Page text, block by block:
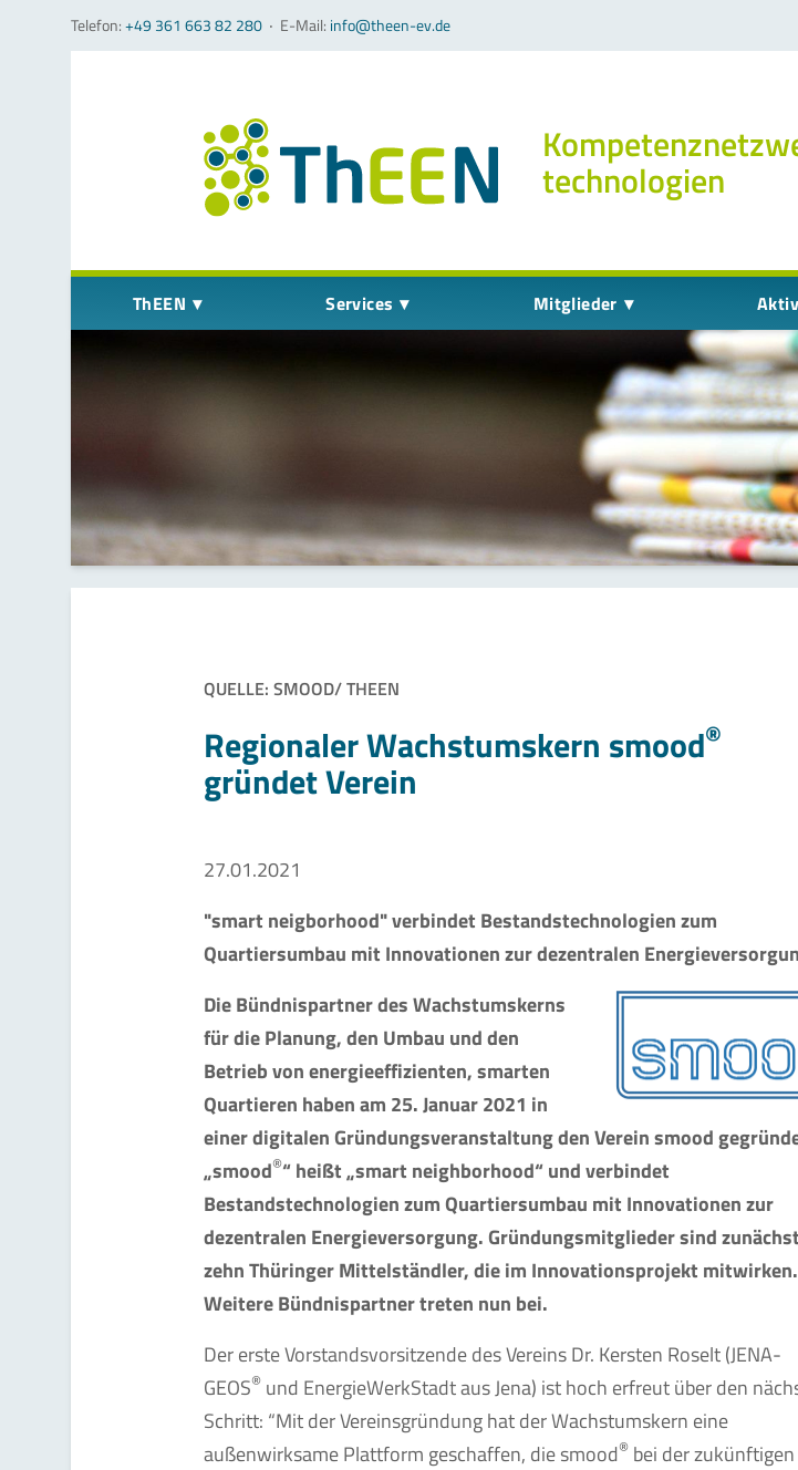
Telefon:+49 361 663 82 280 ‧ E-Mail: info@theen-ev.de
technologien
Navigation überspringen
ThEEN Services Mitglieder
QUELLE: SMOOD/ THEEN
Regionaler Wachstumskern smood®
gründet Verein
27.01.2021
"smart neigborhood" verbindet Bestandstechnologien zum
Quartiersumbau mit Innovationen zur dezentralen
Die Bündnispartner des Wachstumskerns
für die Planung, den Umbau und den
Betrieb von energieeffizienten, smarten
Quartieren haben am 25. Januar 2021 in
einer digitalen Gründungsveranstaltung den Verein smood
„smood®“ heißt „smart neighborhood“ und verbindet
Bestandstechnologien zum Quartiersumbau mit Innovationen zur
dezentralen Energieversorgung. Gründungsmitglieder sind zunächst
zehn Thüringer Mittelständler, die im Innovationsprojekt mitwirken.
Weitere Bündnispartner treten nun bei.
Der erste Vorstandsvorsitzende des Vereins Dr. Kersten Roselt (JENA-
GEOS® und EnergieWerkStadt aus Jena) ist hoch erfreut über den
Schritt: “Mit der Vereinsgründung hat der Wachstumskern eine
außenwirksame Plattform geschaffen, die smood® bei der zukünftigen